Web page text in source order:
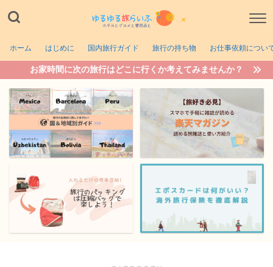
ホーム はじめに 国内旅行ガイド 旅行の持ち物 お仕事依頼につい
お家時間に次の旅行はどこに行くか考えてみませんか？